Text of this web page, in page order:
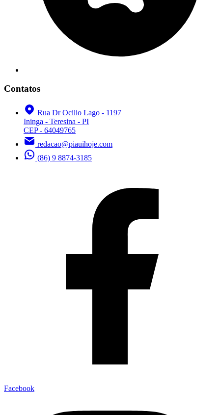
Contatos
Rua Dr Ocilio Lago - 1197
Ininga - Teresina - PI
CEP - 64049765
redacao@piauihoje.com
(86) 9 8874-3185
Facebook